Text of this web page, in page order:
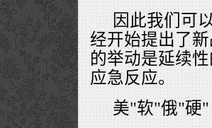
因此我们可
经开始提出了
的举动是延续
应急反应。
美"软"俄"硬"